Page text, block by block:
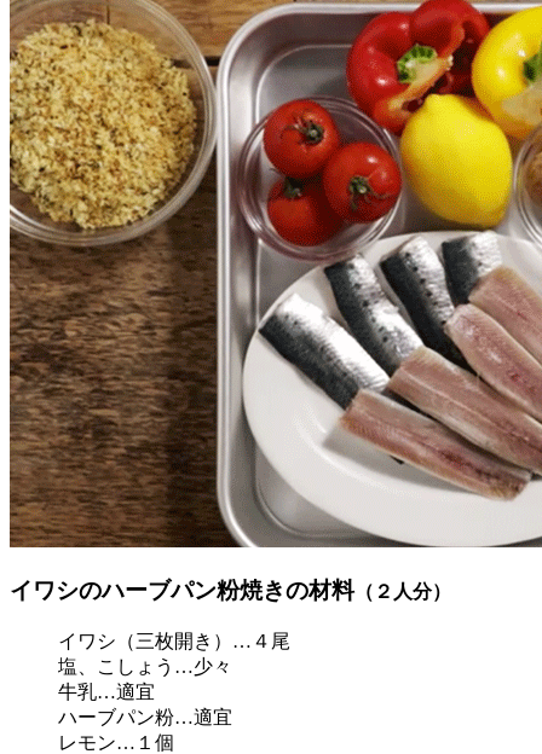
イワシのハーブパン粉焼きの材料（２人分）
イワシ（三枚開き）…４尾
塩、こしょう…少々
牛乳…適宜
ハーブパン粉…適宜
レモン…１個